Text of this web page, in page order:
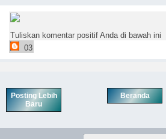
Tuliskan komentar positif Anda di bawah ini
03
Posting Lebih
Baru
Beranda